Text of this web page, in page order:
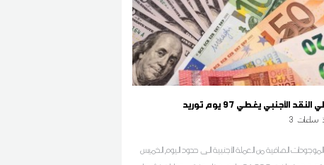
الأجنبي يغطي 97 يوم توريد
ساعات 3
الصافية من العملة الأجنبية الى حدود اليوم الخميس